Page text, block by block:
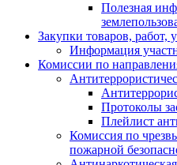
Полезная
Закупки товаров,
Информация
Комиссии по
Протоколы
Плейлист
Комиссия по
пожарной